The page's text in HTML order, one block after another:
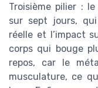
Troisième pilier :
sur sept jours,
réelle et l’impact
corps qui bouge
repos, car le
musculature, ce